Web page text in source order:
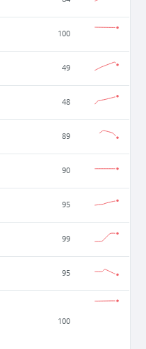
100
49
48
89
90
95
99
95
100